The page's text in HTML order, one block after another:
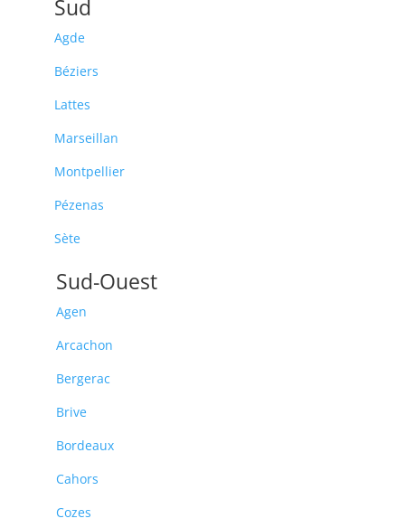
Sud
Agde
Béziers
Lattes
Marseillan
Montpellier
Pézenas
Sète
Sud-Ouest
Agen
Arcachon
Bergerac
Brive
Bordeaux
Cahors
Cozes